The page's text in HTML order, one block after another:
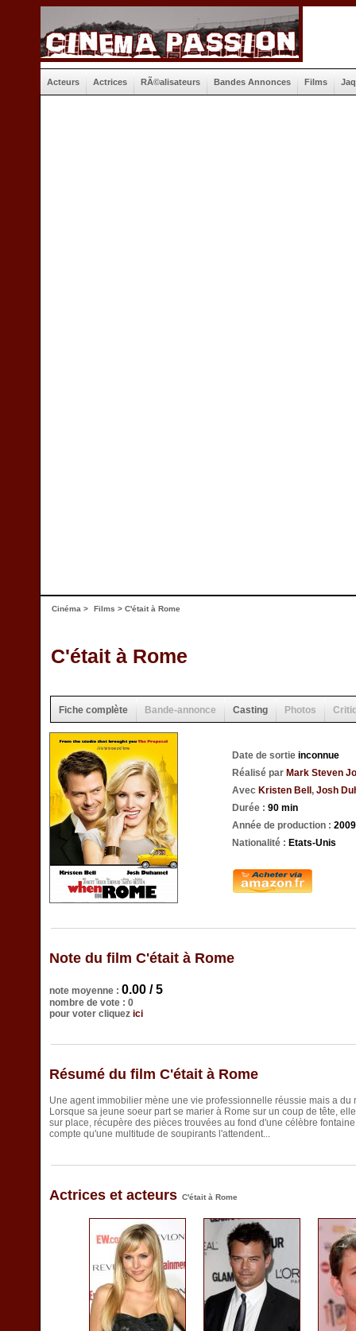
Acteurs Actrices RÃ©alisateurs Bandes Annonces Films
Cinéma > Films > C'était à Rome
C'était à Rome
Fiche complète Bande-annonce Casting Photos
Date de sortie inconnue
Réalisé par Mark Steven
Avec Kristen Bell, Josh
Durée : 90 min
Année de production : 2009
Nationalité : Etats-Unis
Note du film C'était à Rome
note moyenne : 0.00 / 5
nombre de vote : 0
pour voter cliquez ici
Résumé du film C'était à Rome
Une agent immobilier mène une vie professionnelle réussie mais a
Lorsque sa jeune soeur part se marier à Rome sur un coup de tête,
sur place, récupère des pièces trouvées au fond d'une célèbre
compte qu'une multitude de soupirants l'attendent...
Actrices et acteurs C'était à Rome